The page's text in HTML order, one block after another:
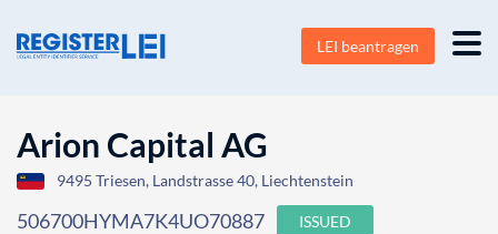
LEI beantragen
Arion Capital AG
9495 Triesen, Landstrasse 40, Liechtenstein
506700HYMA7K4UO70887 ISSUED